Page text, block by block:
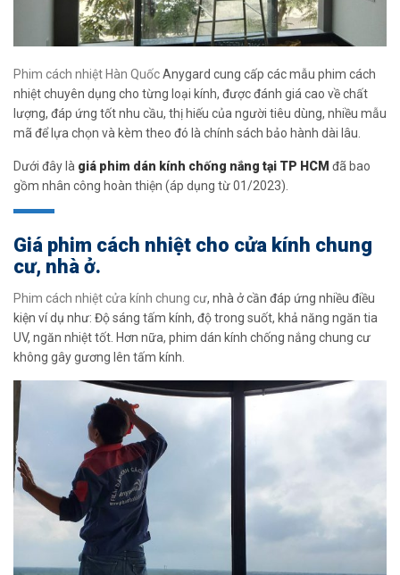
Phim cách nhiệt Hàn QuốcAnygard cung cấp các mẫu phim cách
nhiệt chuyên dụng cho từng loại kính, được đánh giá cao về chất
lượng, đáp ứng tốt nhu cầu, thị hiếu của người tiêu dùng, nhiều mẫu
mã để lựa chọn và kèm theo đó là chính sách bảo hành dài lâu.
Dưới đây là giá phim dán kính chống nắng tại TP HCM đã bao
gồm nhân công hoàn thiện (áp dụng từ 01/2023).
Giá phim cách nhiệt cho cửa kính chung
cư, nhà ở.
Phim cách nhiệt cửa kính chung cư, nhà ở cần đáp ứng nhiều điều
kiện ví dụ như: Độ sáng tấm kính, độ trong suốt, khả năng ngăn tia
UV, ngăn nhiệt tốt. Hơn nữa, phim dán kính chống nắng chung cư
không gây gương lên tấm kính.